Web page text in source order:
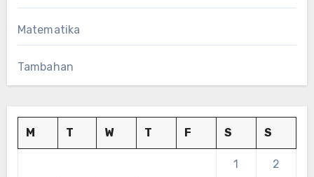
Matematika
Tambahan
M T W T F S S
1 2